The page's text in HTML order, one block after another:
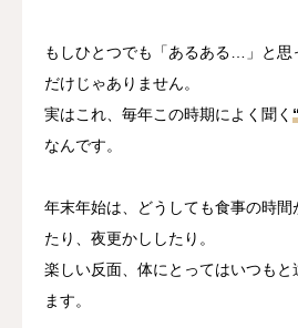
もしひとつでも「あるある…」と思
だけじゃありません。
実はこれ、毎年この時期によく聞く
なんです。
年末年始は、どうしても食事の時間
たり、夜更かししたり。
楽しい反面、体にとってはいつも
ます。